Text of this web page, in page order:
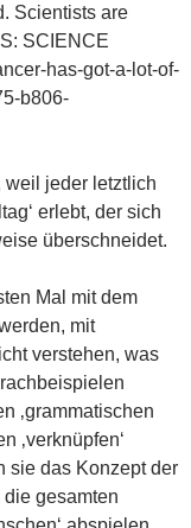
Scientists are
SCIENCE
has-got-a-lot-of-
b806-
weil jeder letztlich
erlebt, der sich
überschneidet.
Mal mit dem
mit
verstehen, was
‚grammatischen
‚verknüpfen‘
sie das Konzept der
gesamten